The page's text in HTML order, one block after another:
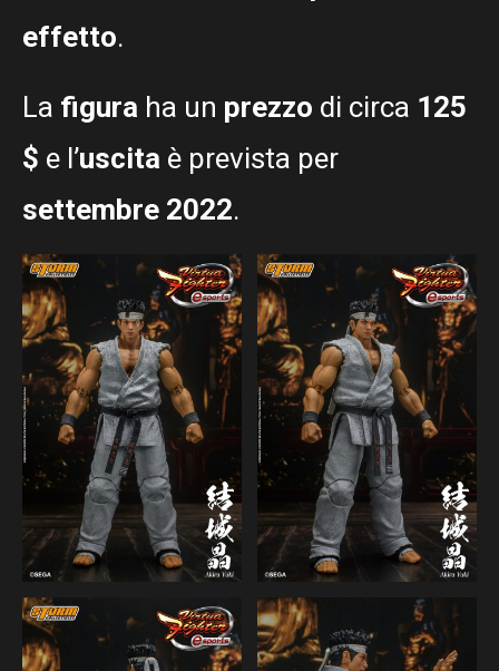
effetto.
La figura ha un prezzo di circa 125
$ e l’uscita è prevista per
settembre 2022.